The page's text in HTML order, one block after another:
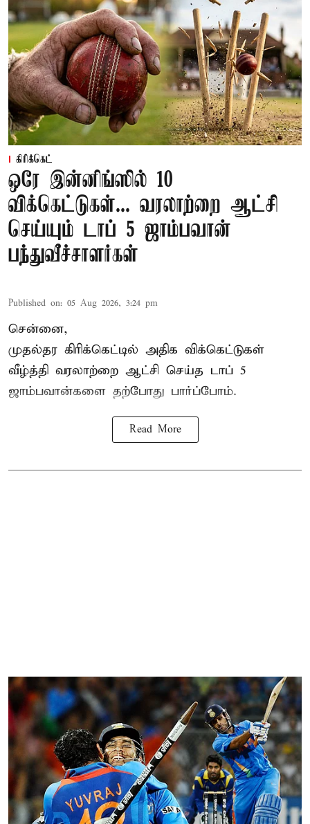
கிரிக்கெட்
ஒரே இன்னிங்ஸில் 10
விக்கெட்டுகள்... வரலாற்றை ஆட்சி
செய்யும் டாப் 5 ஜாம்பவான்
பந்துவீச்சாளர்கள்
Published on: 05 Aug 2026, 3:24 pm
சென்னை,
முதல்தர கிரிக்கெட்டில் அதிக விக்கெட்டுகள்
வீழ்த்தி வரலாற்றை ஆட்சி செய்த டாப் 5
ஜாம்பவான்களை தற்போது பார்ப்போம்.
Read More